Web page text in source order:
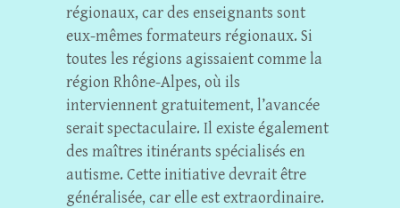
régionaux, car des enseignants sont
eux-mêmes formateurs régionaux. Si
toutes les régions agissaient comme la
région Rhône-Alpes, où ils
interviennent gratuitement, l’avancée
serait spectaculaire. Il existe également
des maîtres itinérants spécialisés en
autisme. Cette initiative devrait être
généralisée, car elle est extraordinaire.